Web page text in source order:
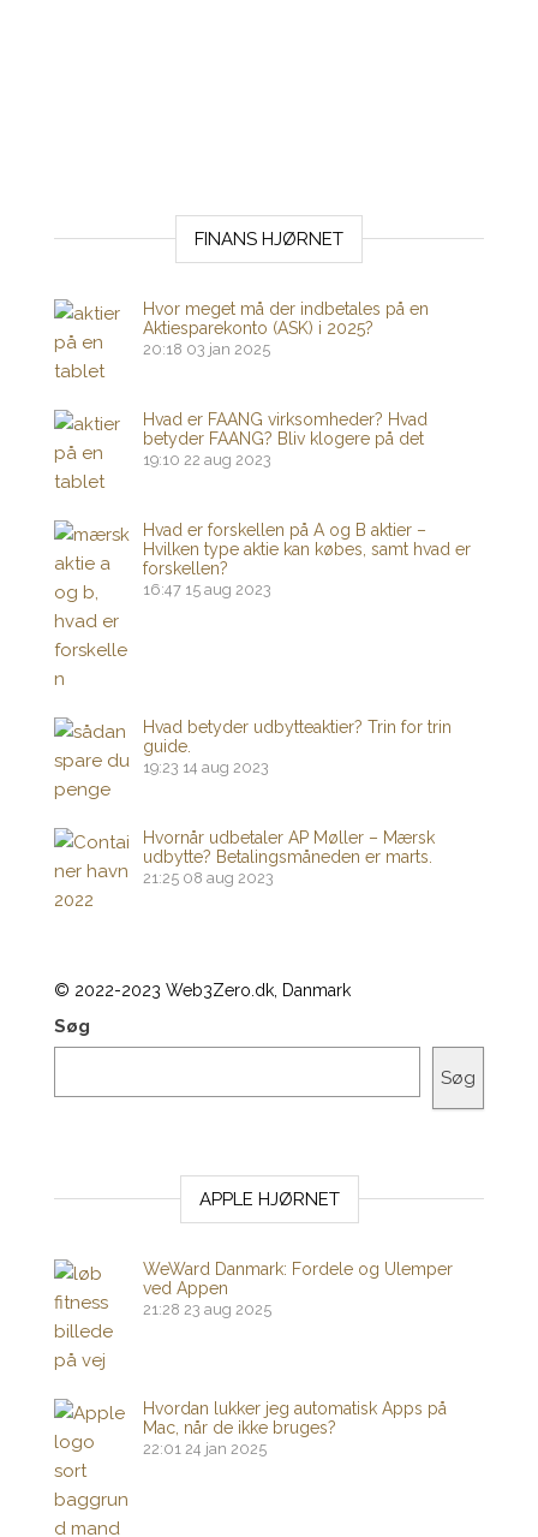
FINANS HJØRNET
Hvor meget må der indbetales på en
Aktiesparekonto (ASK) i 2025?
20:18 03 jan 2025
Hvad er FAANG virksomheder? Hvad
betyder FAANG? Bliv klogere på det
19:10 22 aug 2023
Hvad er forskellen på A og B aktier –
Hvilken type aktie kan købes, samt hvad er
forskellen?
16:47 15 aug 2023
Hvad betyder udbytteaktier? Trin for trin
guide.
19:23 14 aug 2023
Hvornår udbetaler AP Møller – Mærsk
udbytte? Betalingsmåneden er marts.
21:25 08 aug 2023
© 2022-2023 Web3Zero.dk, Danmark
Søg
Søg
APPLE HJØRNET
WeWard Danmark: Fordele og Ulemper
ved Appen
21:28 23 aug 2025
Hvordan lukker jeg automatisk Apps på
Mac, når de ikke bruges?
22:01 24 jan 2025